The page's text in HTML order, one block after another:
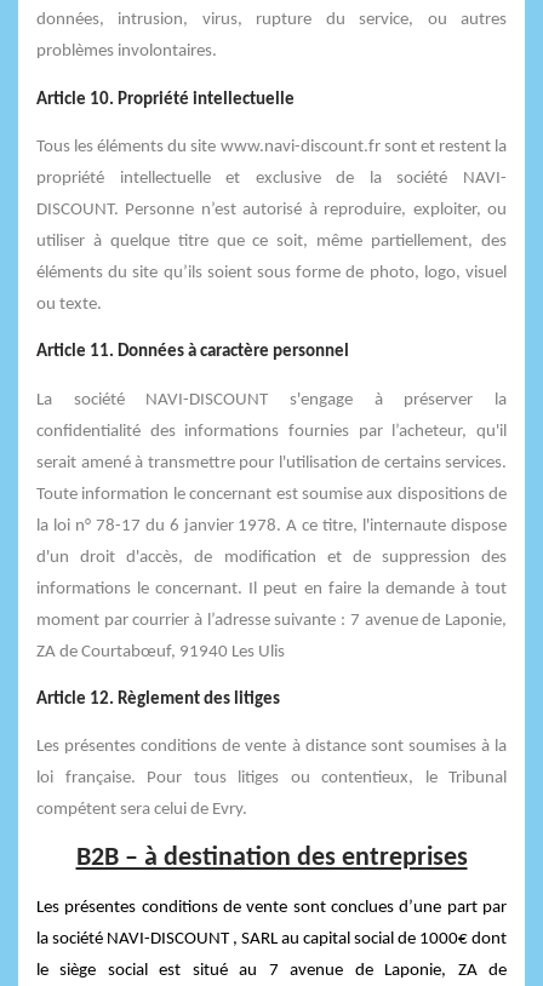
données, intrusion, virus, rupture du service, ou autres
problèmes involontaires.
Article 10. Propriété intellectuelle
Tous les éléments du site www.navi-discount.fr sont et restent la
propriété intellectuelle et exclusive de la société NAVI-
DISCOUNT. Personne n’est autorisé à reproduire, exploiter, ou
utiliser à quelque titre que ce soit, même partiellement, des
éléments du site qu’ils soient sous forme de photo, logo, visuel
ou texte.
Article 11. Données à caractère personnel
La société NAVI-DISCOUNT s'engage à préserver la
confidentialité des informations fournies par l’acheteur, qu'il
serait amené à transmettre pour l'utilisation de certains services.
Toute information le concernant est soumise aux dispositions de
la loi n° 78-17 du 6 janvier 1978. A ce titre, l'internaute dispose
d'un droit d'accès, de modification et de suppression des
informations le concernant. Il peut en faire la demande à tout
moment par courrier à l’adresse suivante : 7 avenue de Laponie,
ZA de Courtabœuf, 91940 Les Ulis
Article 12. Règlement des litiges
Les présentes conditions de vente à distance sont soumises à la
loi française. Pour tous litiges ou contentieux, le Tribunal
compétent sera celui de Evry.
B2B – à destination des entreprises
Les présentes conditions de vente sont conclues d’une part par
la société NAVI-DISCOUNT , SARL au capital social de 1000€ dont
le siège social est situé au 7 avenue de Laponie, ZA de